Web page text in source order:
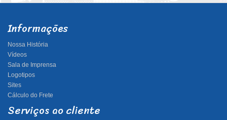
Informações
Nossa História
Vídeos
Sala de Imprensa
Logotipos
Sites
Cálculo do Frete
Serviços ao cliente